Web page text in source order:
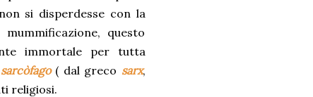
si disperdesse con la
questo
immortale per tutta
sarcòfago( dal greco sarx,
religiosi.